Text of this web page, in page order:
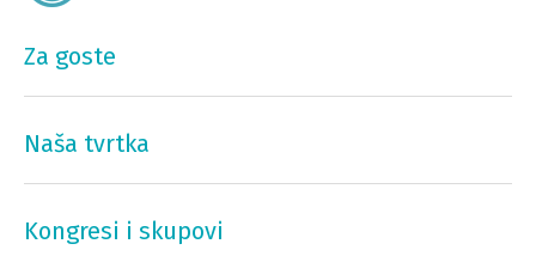
Za goste
Naša tvrtka
Kongresi i skupovi